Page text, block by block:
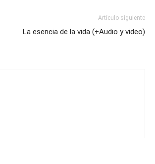
Artículo siguiente
La esencia de la vida (+Audio y video)